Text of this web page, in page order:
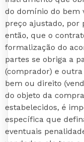
do domínio do bem
preço ajustado, por
então, que o
formalização do
partes se obriga a
(comprador) e
bem ou direito
do objeto da
estabelecidos, é
específica que
eventuais